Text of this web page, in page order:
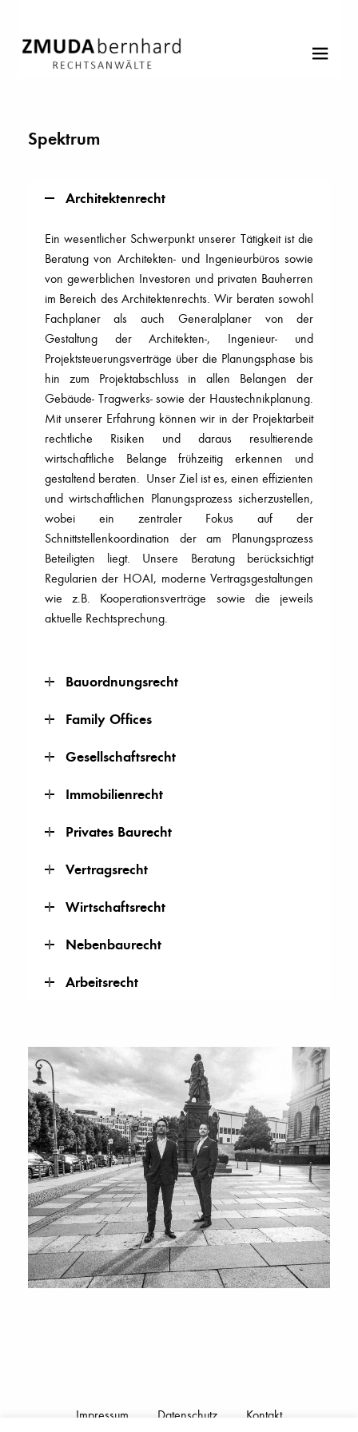
Spektrum
Architektenrecht
Ein wesentlicher Schwerpunkt unserer Tätigkeit ist die
Beratung von Architekten- und Ingenieurbüros sowie
von gewerblichen Investoren und privaten Bauherren
im Bereich des Architektenrechts. Wir beraten sowohl
Fachplaner als auch Generalplaner von der
Gestaltung der Architekten-, Ingenieur- und
Projektsteuerungsverträge über die Planungsphase bis
hin zum Projektabschluss in allen Belangen der
Gebäude- Tragwerks- sowie der Haustechnikplanung.
Mit unserer Erfahrung können wir in der Projektarbeit
rechtliche Risiken und daraus resultierende
wirtschaftliche Belange frühzeitig erkennen und
gestaltend beraten. Unser Ziel ist es, einen effizienten
und wirtschaftlichen Planungsprozess sicherzustellen,
wobei ein zentraler Fokus auf der
Schnittstellenkoordination der am Planungsprozess
Beteiligten liegt. Unsere Beratung berücksichtigt
Regularien der HOAI, moderne Vertragsgestaltungen
wie z.B. Kooperationsverträge sowie die jeweils
aktuelle Rechtsprechung.
Bauordnungsrecht
Family Offices
Gesellschaftsrecht
Immobilienrecht
Privates Baurecht
Vertragsrecht
Wirtschaftsrecht
Nebenbaurecht
Arbeitsrecht
Impressum Datenschutz Kontakt